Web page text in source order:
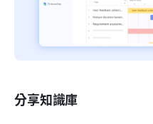
分享知識庫